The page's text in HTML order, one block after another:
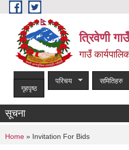
Skip to main content
त्रिवेणी
गाउँ
गृहपृष्ठ
परिचय समितिहरु
सूचना
You are here
Home » Invitation For Bids